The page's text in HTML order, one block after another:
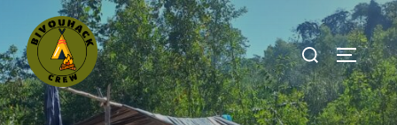
contenu
Rechercher :